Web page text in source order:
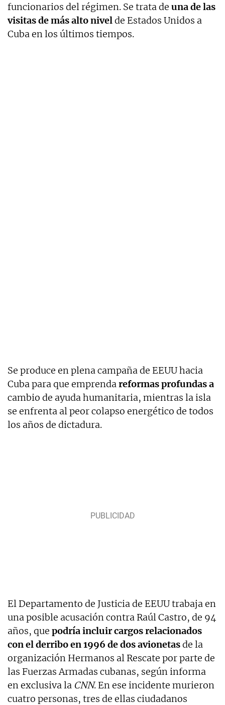
funcionarios del régimen. Se trata de una de las
visitas de más alto nivelde Estados Unidos a
Cuba en los últimos tiempos.
Se produce en plena campaña de EEUU hacia
Cuba para que emprendareformas profundas a
cambio de ayuda humanitaria, mientras la isla
se enfrenta al peor colapso energético de todos
los años de dictadura.
El Departamento de Justicia de EEUU trabaja en
una posible acusación contra Raúl Castro, de 94
años, que podría incluir cargos relacionados
con el derribo en 1996 de dos avionetasde la
organización Hermanos al Rescate por parte de
las Fuerzas Armadas cubanas, según informa
en exclusiva la CNN. En ese incidente murieron
cuatro personas, tres de ellas ciudadanos